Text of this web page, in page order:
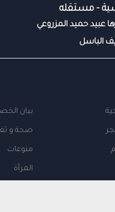
- مستقله
الباسل
بيان
صحة و
منوعات
المرأة